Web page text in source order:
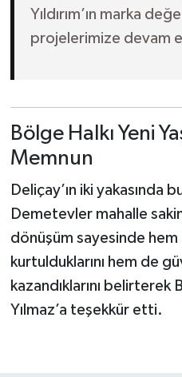
Yıldırım’ın marka
projelerimize devam
Bölge Halkı Yeni
Memnun
Deliçay’ın iki yakasında
Demetevler mahalle
dönüşüm sayesinde
kurtulduklarını hem de
kazandıklarını belirterek
Yılmaz’a teşekkür etti.